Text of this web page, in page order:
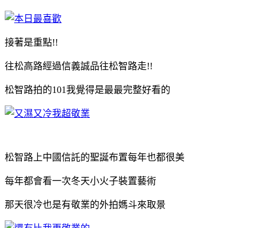
接著是重點!!
往松高路經過信義誠品往松智路走!!
松智路拍的101我覺得是最最完整好看的
松智路上中國信託的聖誕布置每年也都很美
每年都會看一次冬天小火子裝置藝術
那天很冷也是有敬業的外拍媽斗來取景